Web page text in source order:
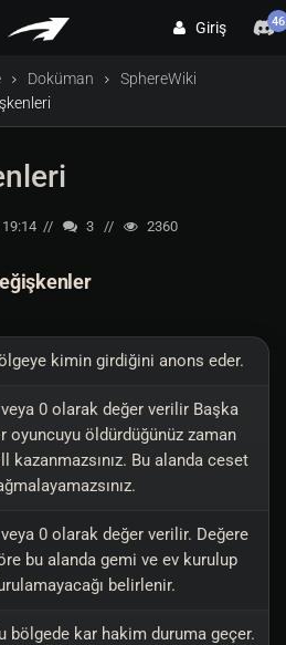
Giriş 46
Doküman
SphereWiki
3 2360
kimin girdiğini anons eder.
0 olarak değer verilir Başka
oyuncuyu öldürdüğünüz zaman
kazanmazsınız. Bu alanda ceset
0 olarak değer verilir. Değere
bu alanda gemi ve ev kurulup
belirlenir.
bölgede kar hakim duruma geçer.